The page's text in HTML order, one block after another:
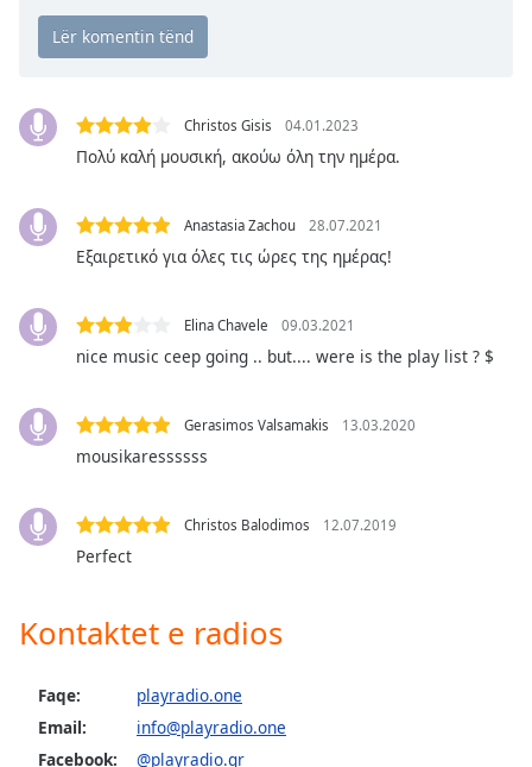
descriptions
off,
Subtitles
subtitles
opens
subtitles
settings
subtitles
off
selected
Audio
Track
Picture
Fullscreen
modal
Beginning
Christos Gisis 04.01.2023
Πολύ καλή μουσική, ακούω όλη την ημέρα.
Anastasia Zachou 28.07.2021
Εξαιρετικό για όλες τις ώρες της ημέρας!
Elina Chavele 09.03.2021
nice music ceep going .. but.... were is the play list ? $
Gerasimos Valsamakis 13.03.2020
mousikaressssss
Christos Balodimos 12.07.2019
Perfect
Kontaktet e radios
Faqe:
playradio.one
Email:
info@playradio.one
Facebook:
@playradio.gr